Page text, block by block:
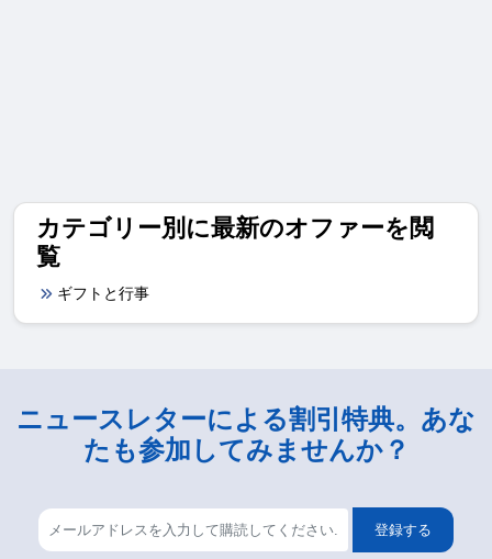
カテゴリー別に最新のオファーを閲
覧
ギフトと行事
ニュースレターによる割引特典。あな
たも参加してみませんか？
登録する